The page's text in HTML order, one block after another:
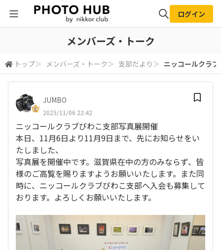
検索
ログイン
メンバーズ・トーク
トップ＞ メンバーズ・トーク ＞ 支部だより ＞ ニッコールクラ
JUMBO
2025/11/06 22:42
ニッコールクラブびわこ支部写真展開催
本日、11月6日より11月9日まで、先にお知らせをい
たしました、
写真展を開催中です。滋賀県在中の方のみならず、皆
様のご高覧を賜りますようお願いいたします。また同
時に、ニッコールクラブびわこ支部へ入会も募集して
おります。よろしくお願いいたします。